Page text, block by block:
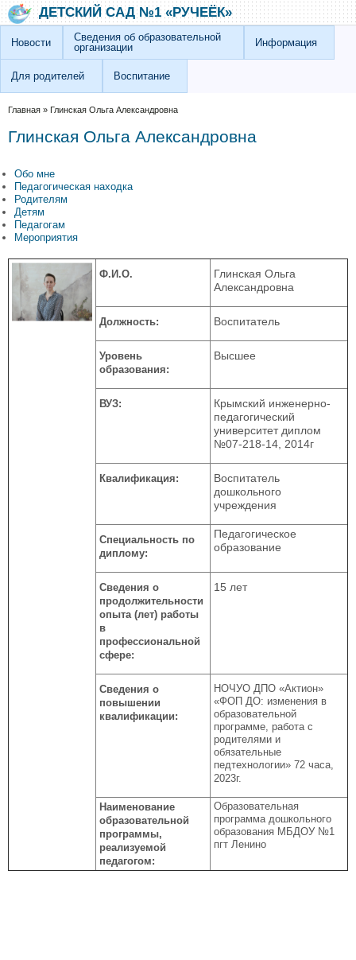
Перейти к основному содержанию
Skip to searchДЕТСКИЙ САД №1 «РУЧЕЁК»
Новости
Сведения об образовательной
организации
Информация
Для родителей Воспитание
Вы здесь
Главная » Глинская Ольга Александровна
Глинская Ольга Александровна
Обо мне
Педагогическая находка
Родителям
Детям
Педагогам
Мероприятия
Ф.И.О.
Глинская Ольга
Александровна
Должность: Воспитатель
Уровень
образования:
Высшее
ВУЗ:
Крымский инженерно-
педагогический
университет диплом
№07-218-14, 2014г
Квалификация:
Воспитатель
дошкольного
учреждения
Специальность по
диплому:
Педагогическое
образование
Сведения о
продолжительности
опыта (лет) работы
в
профессиональной
сфере:
15 лет
Сведения о
повышении
квалификации:
НОЧУО ДПО «Актион»
«ФОП ДО: изменения в
образовательной
программе, работа с
родителями и
обязательные
педтехнологии» 72 часа,
2023г.
Наименование
образовательной
программы,
реализуемой
педагогом:
Образовательная
программа дошкольного
образования МБДОУ №1
пгт Ленино